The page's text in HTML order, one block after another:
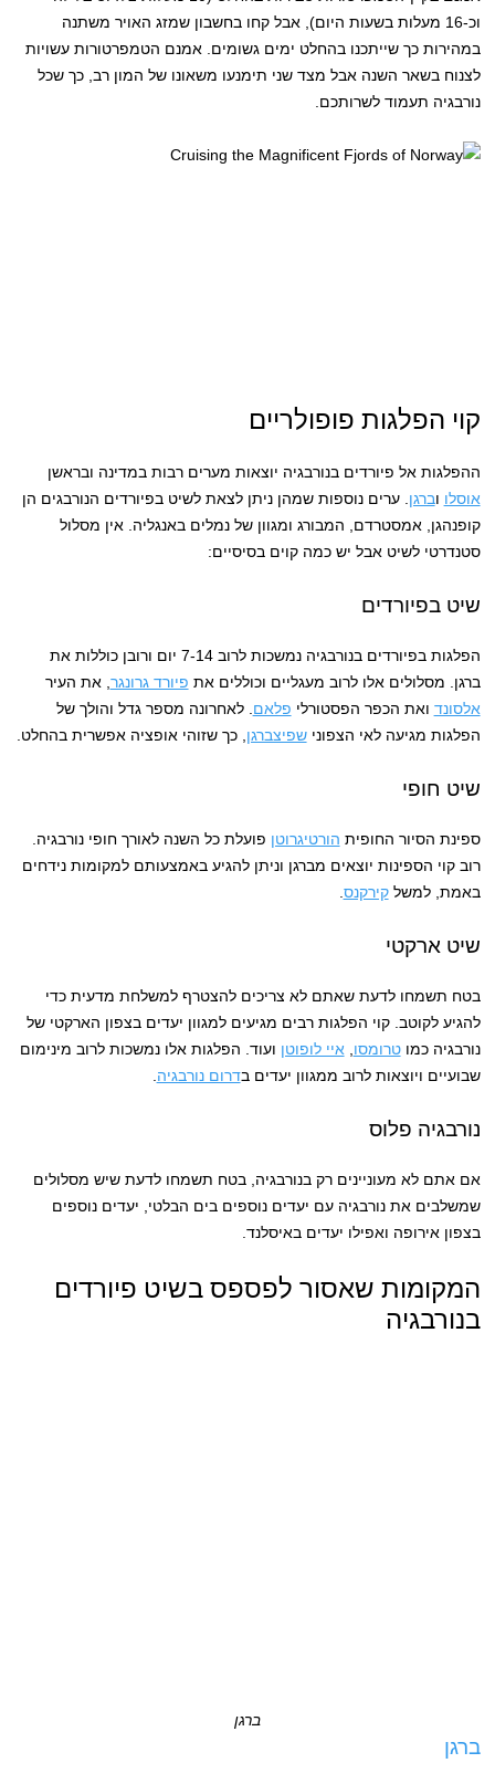
וכ-16 מעלות בשעות היום), אבל קחו בחשבון שמזג האויר משתנה
במהירות כך שייתכנו בהחלט ימים גשומים. אמנם הטמפרטורות עשויות
לצנוח בשאר השנה אבל מצד שני תימנעו משאונו של המון רב, כך שכל
נורבגיה תעמוד לשרותכם.
קוי הפלגות פופולריים
ההפלגות אל פיורדים בנורבגיה יוצאות מערים רבות במדינה ובראשן
אוסלו וברגן . ערים נוספות שמהן ניתן לצאת לשיט בפיורדים הנורבגים הן
קופנהגן, אמסטרדם, המבורג ומגוון של נמלים באנגליה. אין מסלול
סטנדרטי לשיט אבל יש כמה קוים בסיסיים:
שיט בפיורדים
הפלגות בפיורדים בנורבגיה נמשכות לרוב 7-14 יום ורובן כוללות את
ברגן. מסלולים אלו לרוב מעגליים וכוללים את פיורד גרונגר , את העיר
אלסונד ואת הכפר הפסטורלי פלאם . לאחרונה מספר גדל והולך של
הפלגות מגיעה לאי הצפונישפיצברגן , כך שזוהי אופציה אפשרית בהחלט.
שיט חופי
ספינת הסיור החופית הורטיגרוטן פועלת כל השנה לאורך חופי נורבגיה.
רוב קוי הספינות יוצאים מברגן וניתן להגיע באמצעותם למקומות נידחים
באמת, למשלקירקנס
שיט ארקטי
בטח תשמחו לדעת שאתם לא צריכים להצטרף למשלחת מדעית כדי
להגיע לקוטב. קוי הפלגות רבים מגיעים למגוון יעדים בצפון הארקטי של
נורבגיה כמוטרומסו איי לופוטן ועוד. הפלגות אלו נמשכות לרוב מינימום
שבועיים ויוצאות לרוב ממגוון יעדים בדרום נורבגיה
נורבגיה פלוס
אם אתם לא מעוניינים רק בנורבגיה, בטח תשמחו לדעת שיש מסלולים
שמשלבים את נורבגיה עם יעדים נוספים בים הבלטי, יעדים נוספים
בצפון אירופה ואפילו יעדים באיסלנד.
המקומות שאסור לפספס בשיט פיורדים
בנורבגיה
ברגן
ברגן